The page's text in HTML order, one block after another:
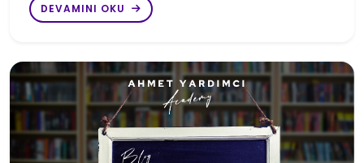
DEVAMINI OKU